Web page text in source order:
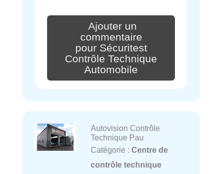
Ajouter un
commentaire
pour Sécuritest
Contrôle Technique
Automobile
Autovision Contrôle
Technique Pau
Catégorie : Centre de
contrôle technique